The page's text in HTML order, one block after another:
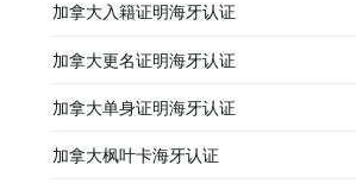
加拿大入籍证明海牙认证
加拿大更名证明海牙认证
加拿大单身证明海牙认证
加拿大枫叶卡海牙认证